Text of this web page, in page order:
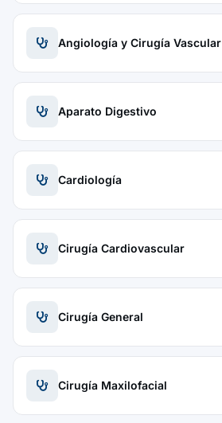
Angiología y Cirugía Vascular
Aparato Digestivo
Cardiología
Cirugía Cardiovascular
Cirugía General
Cirugía Maxilofacial